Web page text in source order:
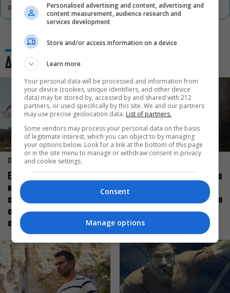
DON'T MISS
Δες και αυτό
ΠΡΟΣΩΠΑ
Ελεάνα Ανδρεούδη: Κάθε
καλλιτέχνης όταν
ανεβαίνει στη σκηνή
οφείλει να αισθάνεται
σταρ
Βαγγέλης Μπίκος: Έμαθα να
δίνω αξία στο ποιος είμαι
πάνω στη σκηνή και όχι στο
πως χορεύω
Personalised advertising and content, advertising and
content measurement, audience research and
services development
Store and/or access information on a device
Learn more
Your personal data will be processed and information from
your device (cookies, unique identifiers, and other device
data) may be stored by, accessed by and shared with 212
partners, or used specifically by this site. We and our partners
may use precise geolocation data. List of partners.
Some vendors may process your personal data on the basis
of legitimate interest, which you can object to by managing
your options below. Look for a link at the bottom of this page
or in the site menu to manage or withdraw consent in privacy
and cookie settings.
Consent
Manage options